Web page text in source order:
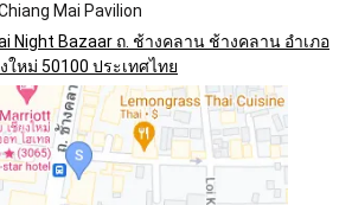
Mai Pavilion
Night Bazaar ถ. ช้างคลาน ช้างคลาน อำเภอ
ใหม่ 50100 ประเทศไทย